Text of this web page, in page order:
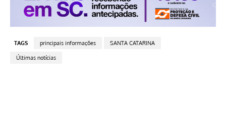
TAGS principais informações SANTA CATARINA
Últimas notícias